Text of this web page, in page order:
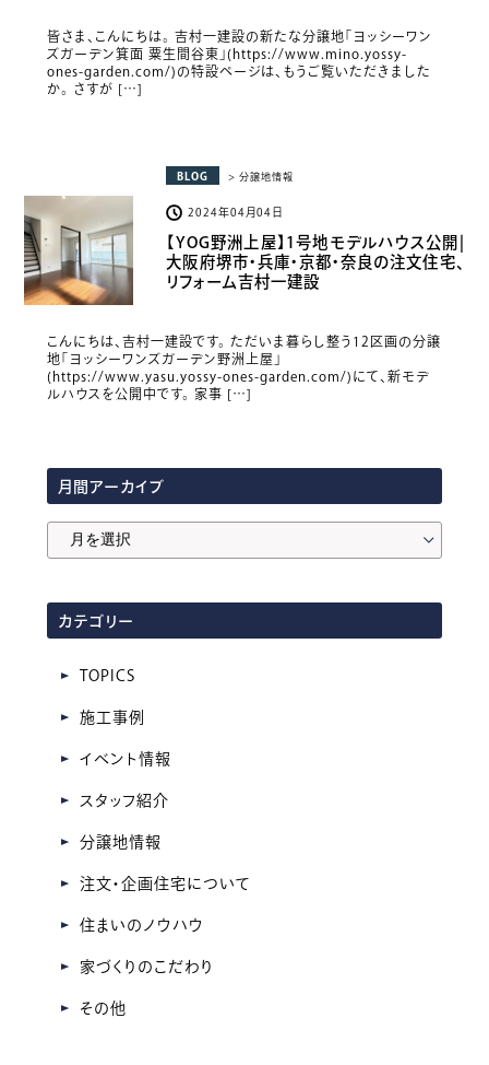
皆さま、こんにちは。 吉村一建設の新たな分譲地「ヨッシーワン
ズガーデン箕面 粟生間谷東」(https://www.mino.yossy-
ones-garden.com/)の特設ページは、もうご覧いただきました
か。 さすが […]
BLOG > 分譲地情報
2024年04月04日
【YOG野洲上屋】1号地モデルハウス公開|
大阪府堺市・兵庫・京都・奈良の注文住宅、
リフォーム吉村一建設
こんにちは、吉村一建設です。 ただいま暮らし整う12区画の分譲
地「ヨッシーワンズガーデン野洲上屋」
(https://www.yasu.yossy-ones-garden.com/)にて、新モデ
ルハウスを公開中です。 家事 […]
月間アーカイブ
ア
ー
カ
イ
カテゴリー
TOPICS
施工事例
イベント情報
スタッフ紹介
分譲地情報
注文・企画住宅について
住まいのノウハウ
家づくりのこだわり
その他